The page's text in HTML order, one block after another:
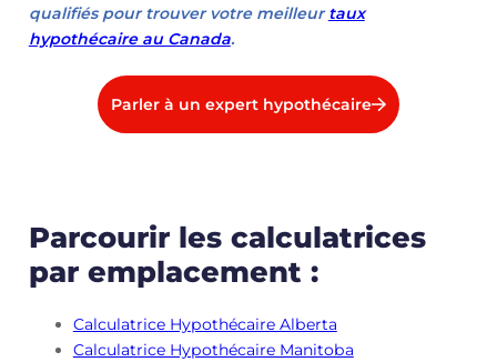
qualifiés pour trouver votre meilleurtaux
hypothécaire au Canada.
Parler à un expert hypothécaire
Parcourir les calculatrices
par emplacement :
Calculatrice Hypothécaire Alberta
Calculatrice Hypothécaire Manitoba